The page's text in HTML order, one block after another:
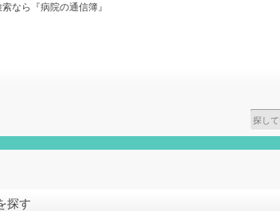
なら『病院の通信簿』
探す